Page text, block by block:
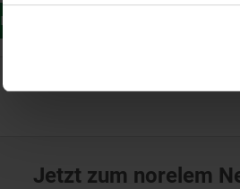
DETAILS
ab5,17 €
Jetzt zum norelem